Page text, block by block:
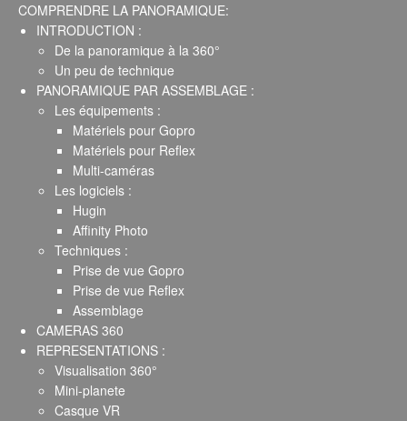
COMPRENDRE LA PANORAMIQUE:
INTRODUCTION :
De la panoramique à la 360°
Un peu de technique
PANORAMIQUE PAR ASSEMBLAGE :
Les équipements :
Matériels pour Gopro
Matériels pour Reflex
Multi-caméras
Les logiciels :
Hugin
Affinity Photo
Techniques :
Prise de vue Gopro
Prise de vue Reflex
Assemblage
CAMERAS 360
REPRESENTATIONS :
Visualisation 360°
Mini-planete
Casque VR